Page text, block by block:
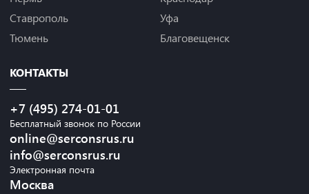
Ставрополь
Тюмень
Уфа
Благовещенск
КОНТАКТЫ
+7 (495) 274-01-01
Бесплатный звонок по России
online@serconsrus.ru
info@serconsrus.ru
Электронная почта
Москва